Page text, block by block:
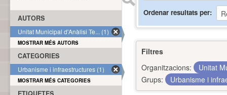
Ordenar resultats per
Filtres
Organitzacions:
Unitat
Grups:
Urbanisme i
AUTORS
Unitat Municipal d'Anàlisi Te... (1)
MOSTRAR MÉS AUTORS
CATEGORIES
Urbanisme i infraestructures (1)
MOSTRAR MÉS CATEGORIES